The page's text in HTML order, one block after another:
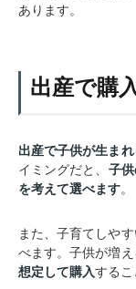
あります。
出産で購
出産で子供が生ま
イミングだと、 子
を考えて選べます。
また、子育てしや
べます。子供が増え
想定して購入するこ